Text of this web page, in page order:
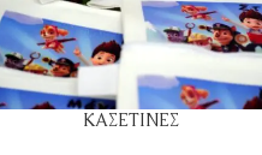
ΚΑΣΕΤΙΝΕΣ